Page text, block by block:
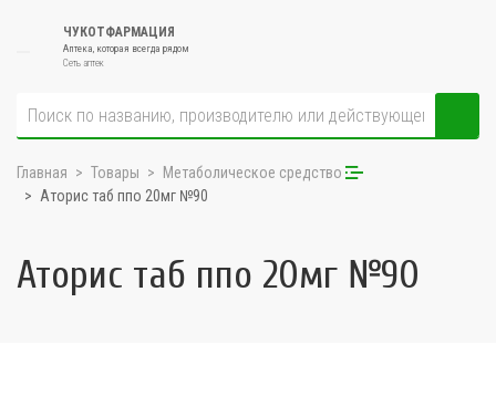
ЧУКОТФАРМАЦИЯ
Аптека, которая всегда рядом
Сеть аптек
Главная Товары
Метаболическое средство
Аторис таб ппо 20мг №90
Аторис таб ппо 20мг №90